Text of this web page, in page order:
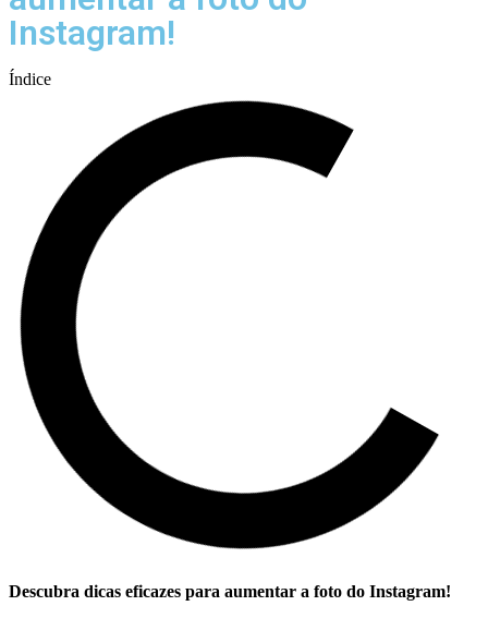
Instagram!
Índice
Descubra dicas ⁤eficazes para aumentar a foto do Instagram!